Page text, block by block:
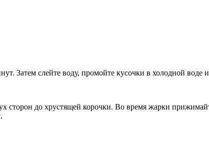
Затем слейте воду, промойте кусочки в холодной воде
сторон до хрустящей корочки. Во время жарки